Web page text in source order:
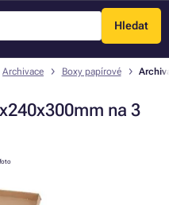
Hledat
Menu
Archivace Boxy papírové
na 3